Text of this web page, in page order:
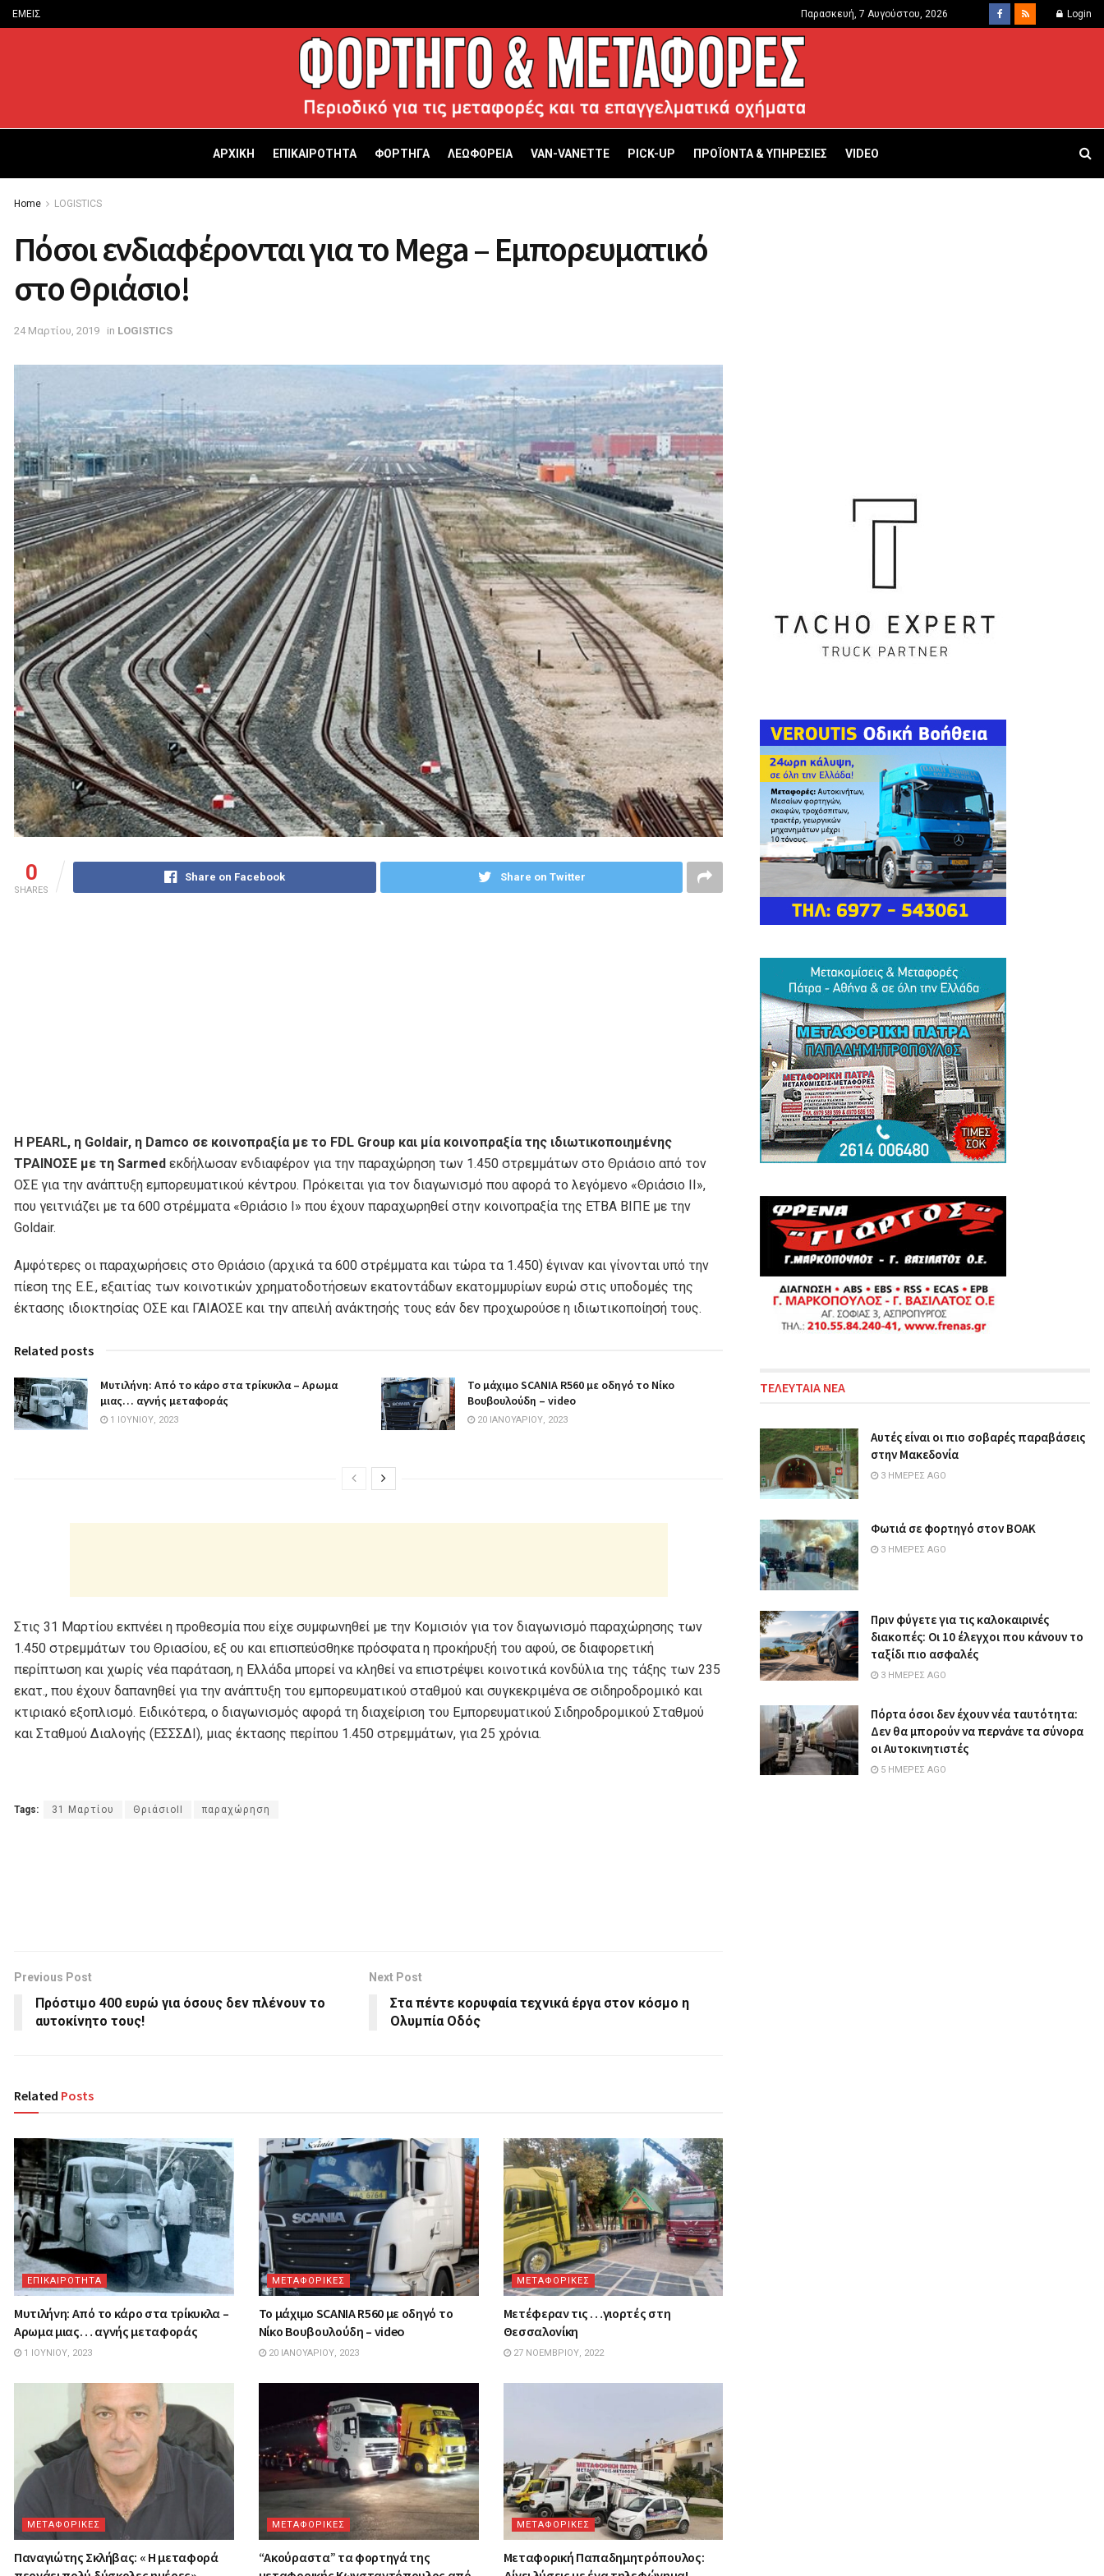
ΕΜΕΙΣ Παρασκευή, 7 Αυγούστου, 2026 Login
ΑΡΧΙΚΗ ΕΠΙΚΑΙΡΟΤΗΤΑ ΦΟΡΤΗΓΑ ΛΕΩΦΟΡΕΙΑ VAN-VANETTΕ PICK-UP ΠΡΟΪΟΝΤΑ & ΥΠΗΡΕΣΙΕΣ VIDEO
Home LOGISTICS
Πόσοι ενδιαφέρονται για το Mega – Εμπορευματικό
στο Θριάσιο!
24 Μαρτίου, 2019 in LOGISTICS
0
SHARES
Share on Facebook Share on Twitter
Η PEARL, η Goldair, η Damco σε κοινοπραξία με το FDL Group και μία κοινοπραξία της ιδιωτικοποιημένης
ΤΡΑΙΝΟΣΕ με τη Sarmed εκδήλωσαν ενδιαφέρον για την παραχώρηση των 1.450 στρεμμάτων στο Θριάσιο από τον
ΟΣΕ για την ανάπτυξη εμπορευματικού κέντρου. Πρόκειται για τον διαγωνισμό που αφορά το λεγόμενο «Θριάσιο ΙΙ»,
που γειτνιάζει με τα 600 στρέμματα «Θριάσιο Ι» που έχουν παραχωρηθεί στην κοινοπραξία της ΕΤΒΑ ΒΙΠΕ με την
Goldair.
Αμφότερες οι παραχωρήσεις στο Θριάσιο (αρχικά τα 600 στρέμματα και τώρα τα 1.450) έγιναν και γίνονται υπό την
πίεση της Ε.Ε., εξαιτίας των κοινοτικών χρηματοδοτήσεων εκατοντάδων εκατομμυρίων ευρώ στις υποδομές της
έκτασης ιδιοκτησίας ΟΣΕ και ΓΑΙΑΟΣΕ και την απειλή ανάκτησής τους εάν δεν προχωρούσε η ιδιωτικοποίησή τους.
Related posts
Μυτιλήνη: Από το κάρο στα τρίκυκλα – Αρωμα
μιας… αγνής μεταφοράς
1 ΙΟΥΝΊΟΥ, 2023
Το μάχιμο SCANIA R560 με οδηγό το Νίκο
Βουβουλούδη – video
20 ΙΑΝΟΥΑΡΊΟΥ, 2023
Στις 31 Μαρτίου εκπνέει η προθεσμία που είχε συμφωνηθεί με την Κομισιόν για τον διαγωνισμό παραχώρησης των
1.450 στρεμμάτων του Θριασίου, εξ ου και επισπεύσθηκε πρόσφατα η προκήρυξή του αφού, σε διαφορετική
περίπτωση και χωρίς νέα παράταση, η Ελλάδα μπορεί να κληθεί να επιστρέψει κοινοτικά κονδύλια της τάξης των 235
εκατ., που έχουν δαπανηθεί για την ανάπτυξη του εμπορευματικού σταθμού και συγκεκριμένα σε σιδηροδρομικό και
κτιριακό εξοπλισμό. Ειδικότερα, ο διαγωνισμός αφορά τη διαχείριση του Εμπορευματικού Σιδηροδρομικού Σταθμού
και Σταθμού Διαλογής (ΕΣΣΣΔΙ), μιας έκτασης περίπου 1.450 στρεμμάτων, για 25 χρόνια.
Tags: 31 Μαρτίου ΘριάσιοΙΙ παραχώρηση
Previous Post
Πρόστιμο 400 ευρώ για όσους δεν πλένουν το
αυτοκίνητο τους!
Next Post
Στα πέντε κορυφαία τεχνικά έργα στον κόσμο η
Ολυμπία Οδός
Related Posts
ΕΠΙΚΑΙΡΟΤΗΤΑ
Μυτιλήνη: Από το κάρο στα τρίκυκλα –
Αρωμα μιας… αγνής μεταφοράς
1 ΙΟΥΝΊΟΥ, 2023
ΜΕΤΑΦΟΡΙΚΕΣ
Το μάχιμο SCANIA R560 με οδηγό το
Νίκο Βουβουλούδη – video
20 ΙΑΝΟΥΑΡΊΟΥ, 2023
ΜΕΤΑΦΟΡΙΚΕΣ
Μετέφεραν τις …γιορτές στη
Θεσσαλονίκη
27 ΝΟΕΜΒΡΊΟΥ, 2022
ΜΕΤΑΦΟΡΙΚΕΣ
Παναγιώτης Σκλήβας: « Η μεταφορά
ΜΕΤΑΦΟΡΙΚΕΣ
“Ακούραστα” τα φορτηγά της
ΜΕΤΑΦΟΡΙΚΕΣ
Mεταφορική Παπαδημητρόπουλος:
ΤΕΛΕΥΤΑΙΑ ΝΕΑ
Αυτές είναι οι πιο σοβαρές παραβάσεις
στην Μακεδονία
3 ΗΜΈΡΕΣ AGO
Φωτιά σε φορτηγό στον ΒΟΑΚ
3 ΗΜΈΡΕΣ AGO
Πριν φύγετε για τις καλοκαιρινές
διακοπές: Οι 10 έλεγχοι που κάνουν το
ταξίδι πιο ασφαλές
3 ΗΜΈΡΕΣ AGO
Πόρτα όσοι δεν έχουν νέα ταυτότητα:
Δεν θα μπορούν να περνάνε τα σύνορα
οι Αυτοκινητιστές
5 ΗΜΈΡΕΣ AGO